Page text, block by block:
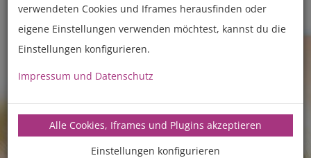
verwendeten Cookies und Iframes herausfinden oder
eigene Einstellungen verwenden möchtest, kannst du die
Einstellungen konfigurieren.
Impressum und Datenschutz
Alle Cookies, Iframes und Plugins akzeptieren
Einstellungen konfigurieren